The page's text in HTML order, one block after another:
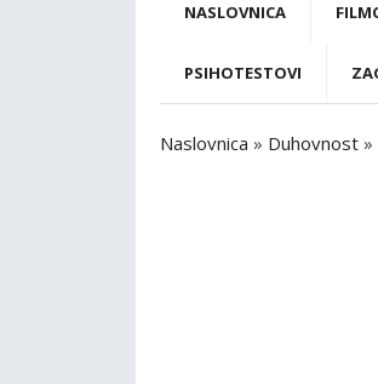
NASLOVNICA
PSIHOTESTOVI
Naslovnica » Duhovnost »